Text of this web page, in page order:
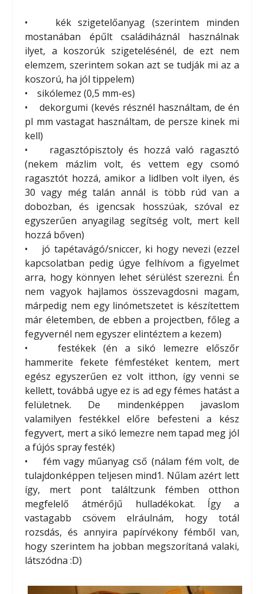
• kék szigetelőanyag (szerintem minden
mostanában épűlt családiháznál használnak
ilyet, a koszorúk szigetelésénél, de ezt nem
elemzem, szerintem sokan azt se tudják mi az a
koszorú, ha jól tippelem)
• sikólemez (0,5 mm-es)
• dekorgumi (kevés résznél használtam, de én
pl mm vastagat használtam, de persze kinek mi
kell)
• ragasztópisztoly és hozzá való ragasztó
(nekem mázlim volt, és vettem egy csomó
ragasztót hozzá, amikor a lidlben volt ilyen, és
30 vagy még talán annál is több rúd van a
dobozban, és igencsak hosszúak, szóval ez
egyszerűen anyagilag segítség volt, mert kell
hozzá bőven)
• jó tapétavágó/sniccer, ki hogy nevezi (ezzel
kapcsolatban pedig úgye felhívom a figyelmet
arra, hogy könnyen lehet sérülést szerezni. Én
nem vagyok hajlamos összevagdosni magam,
márpedig nem egy linómetszetet is készítettem
már életemben, de ebben a projectben, főleg a
fegyvernél nem egyszer elintéztem a kezem)
• festékek (én a sikó lemezre előszőr
hammerite fekete fémfestéket kentem, mert
egész egyszerűen ez volt itthon, így venni se
kellett, továbbá ugye ez is ad egy fémes hatást a
felületnek. De mindenképpen javaslom
valamilyen festékkel előre befesteni a kész
fegyvert, mert a sikó lemezre nem tapad meg jól
a fújós spray festék)
• fém vagy műanyag cső (nálam fém volt, de
tulajdonképpen teljesen mind1. Nűlam azért lett
így, mert pont találtzunk fémben otthon
megfelelő átmérőjű hulladékokat. Így a
vastagabb csövem elráulnám, hogy totál
rozsdás, és annyira papírvékony fémből van,
hogy szerintem ha jobban megszorítaná valaki,
látszódna :D)